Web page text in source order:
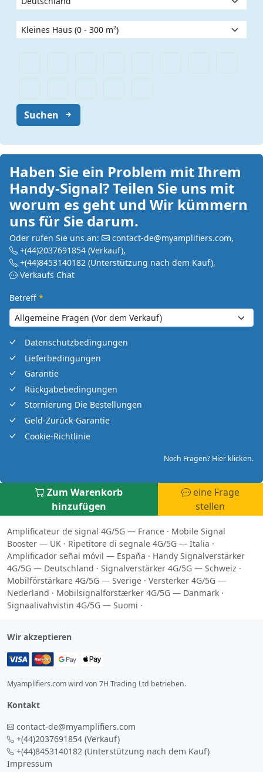
Suchen
Haben Sie ein Problem mit Ihrem
Handy-Signal? Teilen Sie uns mit
worum es geht und Wir kümmern
uns für Sie darum.
Oder rufen Sie uns an: contact-de@myamplifiers.com,
+(44)2037691854 (Verkauf),
+(44)8453140182 (Unterstützung nach dem Kauf),
Verkaufs Chat
Betreff *
Datenschutzbedingungen
Lieferbedingungen
Garantie
Rückgabebedingungen
Stornierung Die Bestellungen
Geld-Zurück-Garantie
Cookie-Richtlinie
Noch Fragen? Hier klicken.
Zum Warenkorb
hinzufügen
eine Frage
stellen
Amplificateur de signal 4G/5G — France · Mobile Signal
Booster — UK · Ripetitore di segnale 4G/5G — Italia ·
Amplificador señal móvil — España · Handy Signalverstärker
4G/5G — Deutschland · Signalverstärker 4G/5G — Schweiz ·
Mobilförstärkare 4G/5G — Sverige · Versterker 4G/5G —
Nederland · Mobilsignalforstærker 4G/5G — Danmark ·
Signaalivahvistin 4G/5G — Suomi ·
Wir akzeptieren
Myamplifiers.com wird von 7H Trading Ltd betrieben.
Kontakt
contact-de@myamplifiers.com
+(44)2037691854 (Verkauf)
+(44)8453140182 (Unterstützung nach dem Kauf)
Impressum